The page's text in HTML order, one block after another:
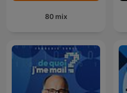
80 mix